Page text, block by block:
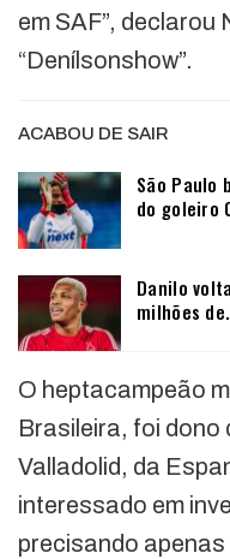
em SAF”,
“Denílsonshow”.
ACABOU DE SAIR
São Paulo
do goleiro
Danilo
milhões
O heptacampeão
Brasileira, foi dono
Valladolid, da
interessado em
precisando